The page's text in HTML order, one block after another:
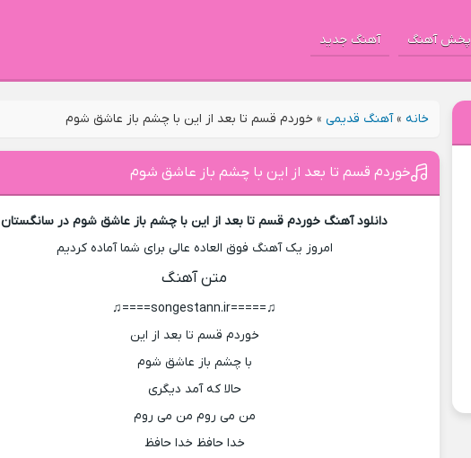
پخش آهنگ آهنگ جدید
خانه »آهنگ قدیمی » خوردم قسم تا بعد از این با چشم باز عاشق شوم
خوردم قسم تا بعد از این با چشم باز عاشق شوم
دانلود آهنگ خوردم قسم تا بعد از این با چشم باز عاشق شوم در سانگستان
امروز یک آهنگ فوق العاده عالی برای شما آماده کردیم
متن آهنگ
♫=====songestann.ir====♫
خوردم قسم تا بعد از این
با چشم باز عاشق شوم
حالا که آمد دیگری
من می روم من می روم
خدا حافظ خدا حافظ